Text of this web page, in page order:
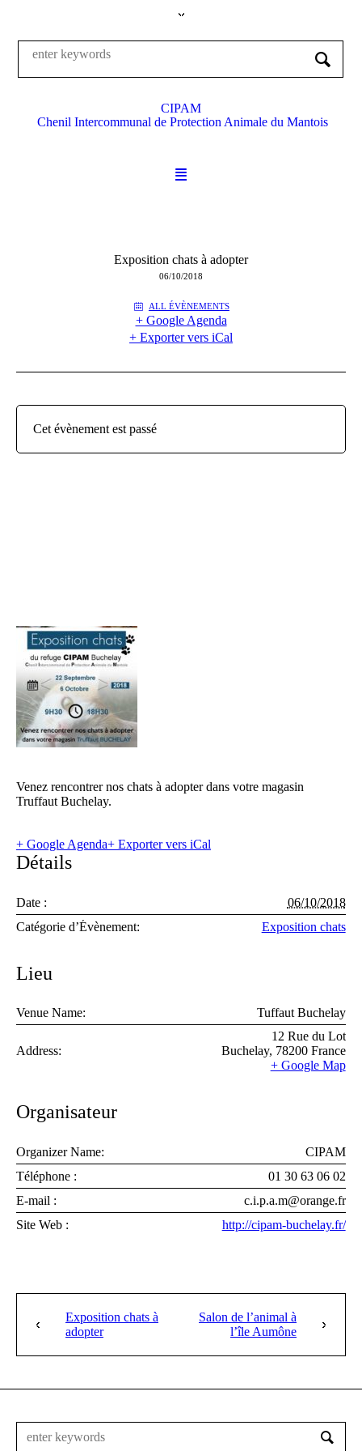
CIPAM
Chenil Intercommunal de Protection Animale du Mantois
Exposition chats à adopter
06/10/2018
ALL ÉVÈNEMENTS
+ Google Agenda
+ Exporter vers iCal
Cet évènement est passé
Venez rencontrer nos chats à adopter dans votre magasin
Truffaut Buchelay.
+ Google Agenda+ Exporter vers iCal
Détails
Date :
06/10/2018
Catégorie d’Évènement:
Exposition chats
Lieu
Venue Name: Tuffaut Buchelay
Address:
12 Rue du Lot
Buchelay, 78200 France
+ Google Map
Organisateur
Organizer Name:
CIPAM
Téléphone :
01 30 63 06 02
E-mail :
c.i.p.a.m@orange.fr
Site Web :
http://cipam-buchelay.fr/
Exposition chats à
adopter
Salon de l’animal à
l’île Aumône